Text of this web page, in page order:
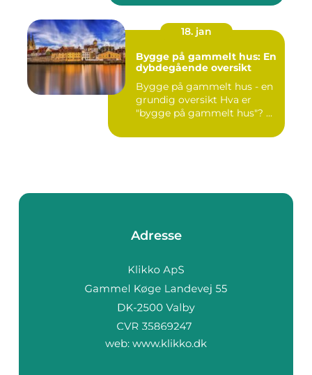
18. jan
Bygge på gammelt hus: En
dybdegående oversikt
Bygge på gammelt hus - en
grundig oversikt Hva er
"bygge på gammelt hus"? ...
Adresse
web: www.klikko.dk